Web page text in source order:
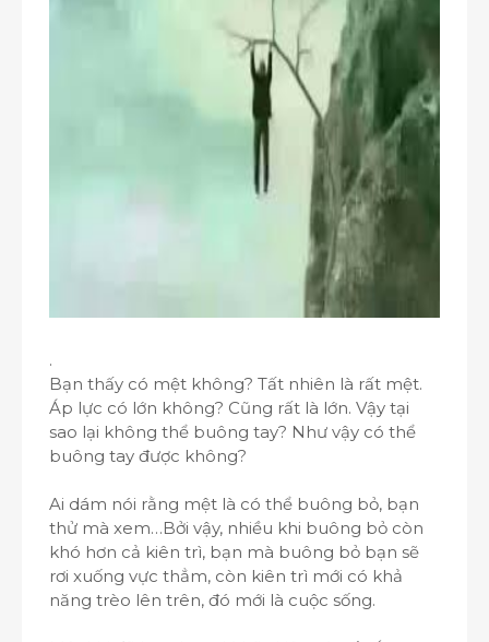
.
Bạn thấy có mệt không? Tất nhiên là rất mệt.
Áp lực có lớn không? Cũng rất là lớn. Vậy tại
sao lại không thể buông tay? Như vậy có thể
buông tay được không?
Ai dám nói rằng mệt là có thể buông bỏ, bạn
thử mà xem…Bởi vậy, nhiều khi buông bỏ còn
khó hơn cả kiên trì, bạn mà buông bỏ bạn sẽ
rơi xuống vực thẳm, còn kiên trì mới có khả
năng trèo lên trên, đó mới là cuộc sống.